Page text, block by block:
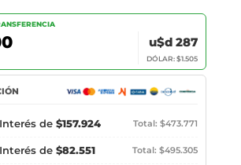
u$d 287
DÓLAR: $1.505
de $157.924 Total: $473.771
de $82.551 Total: $495.305